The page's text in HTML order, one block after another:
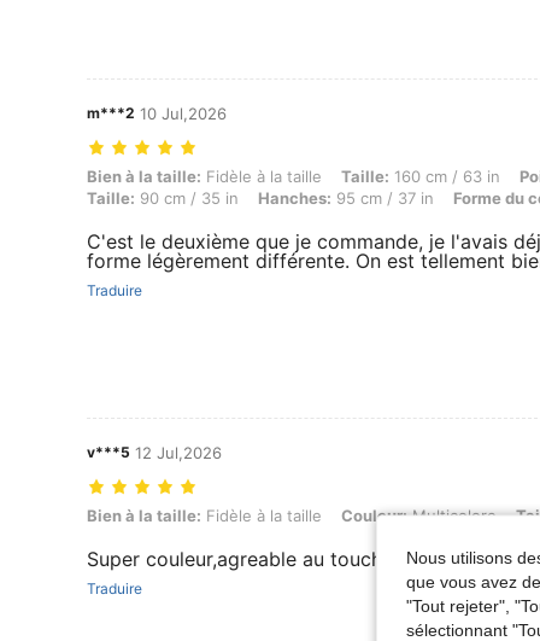
m***2 10 Jul,2026
Bien à la taille: Fidèle à la taille, Taille: 160 cm / 63 in, Poids: 68 kg
Bien à la taille: Fidèle à la taille Taille: 160 cm / 63 in
Taille: 90 cm / 35 in Hanches: 95 cm / 37 in Forme du
C'est le deuxième que je commande, je l'avais
forme légèrement différente. On est tellement
Traduire
v***5 12 Jul,2026
Bien à la taille: Fidèle à la taille, Couleur: Multicolore, Taille: L
Bien à la taille: Fidèle à la taille Couleur:Multicolore
Super couleur,agreable au touche,
Traduire
Nous utilisons
que vous avez
"Tout rejeter",
sélectionnant